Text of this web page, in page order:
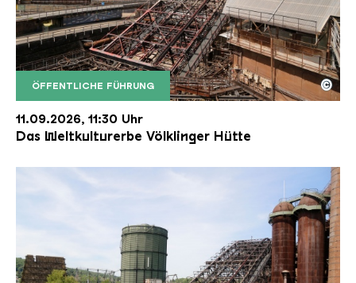
ÖFFENTLICHE FÜHRUNG
Der Erzschrägaufzug der Völklinger Hütte mit
Copyright: Weltkulturerbe Völklinger Hütte | Karl
©
11.09.2026, 11:30 Uhr
Das Weltkulturerbe Völklinger Hütte